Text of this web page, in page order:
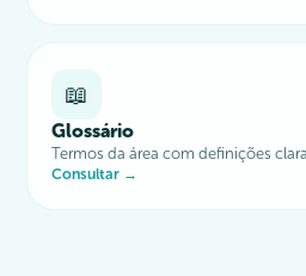
📖
Glossário
Termos da área com definições
Consultar →